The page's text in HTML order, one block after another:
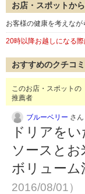
お店・スポットか
お客様の健康を考えな
20時以降お越しになる
おすすめのクチコ
このお店・スポットの
推薦者
ブルーベリー さ
ドリアを
ソースと
ボリュー
2016/08/01）